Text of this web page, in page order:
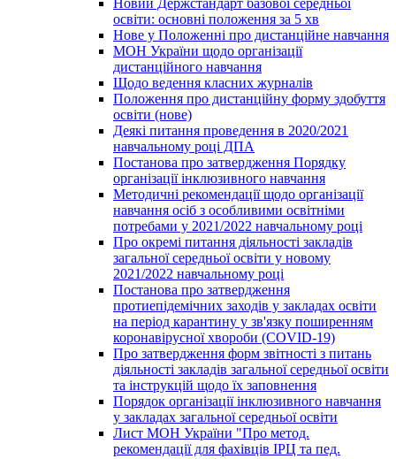
освіти: основні положення за 5 хв
Нове у Положенні про дистанційне навчання
МОН України щодо організації
дистанційного навчання
Щодо ведення класних журналів
Положення про дистанційну форму здобуття
освіти (нове)
Деякі питання проведення в 2020/2021
навчальному році ДПА
Постанова про затвердження Порядку
організації інклюзивного навчання
Методичні рекомендації щодо організації
навчання осіб з особливими освітніми
потребами у 2021/2022 навчальному році
Про окремі питання діяльності закладів
загальної середньої освіти у новому
2021/2022 навчальному році
Постанова про затвердження
протиепідемічних заходів у закладах освіти
на період карантину у зв'язку поширенням
коронавірусної хвороби (COVID-19)
Про затвердження форм звітності з питань
діяльності закладів загальної середньої освіти
та інструкцій щодо їх заповнення
Порядок організації інклюзивного навчання
у закладах загальної середньої освіти
Лист МОН України "Про метод.
рекомендації для фахівців ІРЦ та пед.